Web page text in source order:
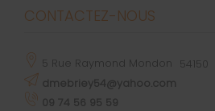
CONTACTEZ-NOUS
5 Rue Raymond Mondon 54150
dmebriey54@yahoo.com
09 74 56 95 59